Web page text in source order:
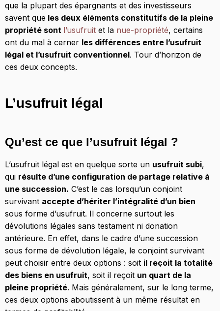
Qu’est ce que l’usufruit conventionnel ?
Avantages fiscaux de l’usufruit conventionnel
que la plupart des épargnants et des investisseurs
savent que les deux éléments constitutifs de la pleine
propriété sont l’usufruit et la nue-propriété, certains
ont du mal à cerner les différences entre l’usufruit
légal et l’usufruit conventionnel. Tour d’horizon de
ces deux concepts.
L’usufruit légal
Qu’est ce que l’usufruit légal ?
L’usufruit légal est en quelque sorte un usufruit subi,
qui résulte d’une configuration de partage relative à
une succession. C’est le cas lorsqu’un conjoint
survivant accepte d’hériter l’intégralité d’un bien
sous forme d’usufruit. Il concerne surtout les
dévolutions légales sans testament ni donation
antérieure. En effet, dans le cadre d’une succession
sous forme de dévolution légale, le conjoint survivant
peut choisir entre deux options : soit il reçoit la totalité
des biens en usufruit, soit il reçoit un quart de la
pleine propriété. Mais généralement, sur le long terme,
ces deux options aboutissent à un même résultat en